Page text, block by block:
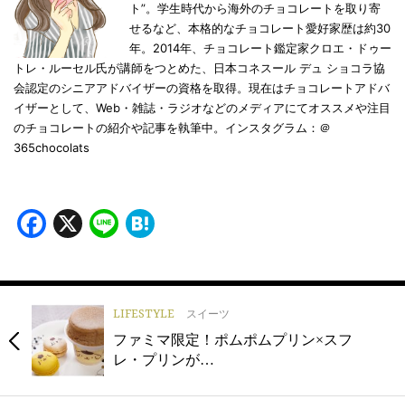
ト”。学生時代から海外のチョコレートを取り寄
せるなど、本格的なチョコレート愛好家歴は約30
年。2014年、チョコレート鑑定家クロエ・ドゥー
トレ・ルーセル氏が講師をつとめた、日本コネスール デュ ショコラ協
会認定のシニアアドバイザーの資格を取得。現在はチョコレートアドバ
イザーとして、Web・雑誌・ラジオなどのメディアにてオススメや注目
のチョコレートの紹介や記事を執筆中。インスタグラム：＠
365chocolats
Facebook
X Line
LIFESTYLE スイーツ
ファミマ限定！ポムポムプリン×スフ
レ・プリンが…